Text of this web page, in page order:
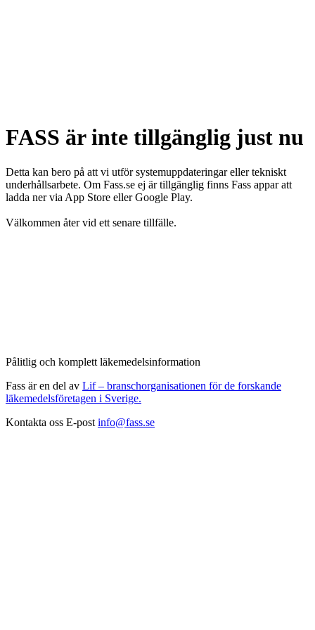
FASS är inte tillgänglig just nu
Detta kan bero på att vi utför systemuppdateringar eller tekniskt
underhållsarbete. Om Fass.se ej är tillgänglig finns Fass appar att
ladda ner via App Store eller Google Play.
Välkommen åter vid ett senare tillfälle.
Pålitlig och komplett läkemedelsinformation
Fass är en del av Lif – branschorganisationen för de forskande
läkemedelsföretagen i Sverige.
Kontakta oss E-post info@fass.se